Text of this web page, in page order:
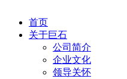
首页
关于巨石
公司简介
企业文化
领导关怀